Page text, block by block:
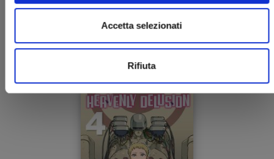
Accetta selezionati
Rifiuta